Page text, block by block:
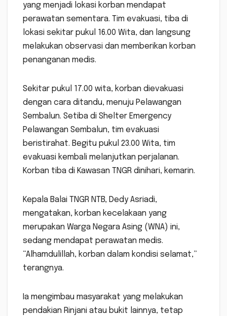
yang menjadi lokasi korban mendapat
perawatan sementara. Tim evakuasi, tiba di
lokasi sekitar pukul 16.00 Wita, dan langsung
melakukan observasi dan memberikan korban
penanganan medis.
Sekitar pukul 17.00 wita, korban dievakuasi
dengan cara ditandu, menuju Pelawangan
Sembalun. Setiba di Shelter Emergency
Pelawangan Sembalun, tim evakuasi
beristirahat. Begitu pukul 23.00 Wita, tim
evakuasi kembali melanjutkan perjalanan.
Korban tiba di Kawasan TNGR dinihari, kemarin.
Kepala Balai TNGR NTB, Dedy Asriadi,
mengatakan, korban kecelakaan yang
merupakan Warga Negara Asing (WNA) ini,
sedang mendapat perawatan medis.
“Alhamdulillah, korban dalam kondisi selamat,”
terangnya.
Ia mengimbau masyarakat yang melakukan
pendakian Rinjani atau bukit lainnya, tetap